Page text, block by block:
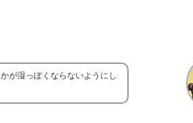
が湿っぽくならないようにし